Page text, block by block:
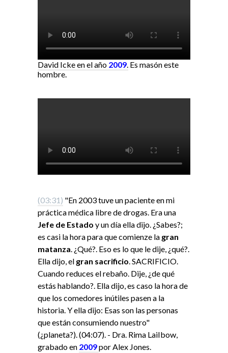
David Icke en el año 2009. Es masón este
hombre.
(03:31) "En 2003 tuve un paciente en mi
práctica médica libre de drogas. Era una
Jefe de Estado y un día ella dijo. ¿Sabes?;
es casi la hora para que comienze la gran
matanza. ¿Qué?. Eso es lo que le dije, ¿qué?.
Ella dijo, el gran sacrificio. SACRIFICIO.
Cuando reduces el rebaño. Dije, ¿de qué
estás hablando?. Ella dijo, es caso la hora de
que los comedores inútiles pasen a la
historia. Y ella dijo: Esas son las personas
que están consumiendo nuestro"
(¿planeta?). (04:07). - Dra. Rima LaiIbow,
grabado en 2009por Alex Jones.